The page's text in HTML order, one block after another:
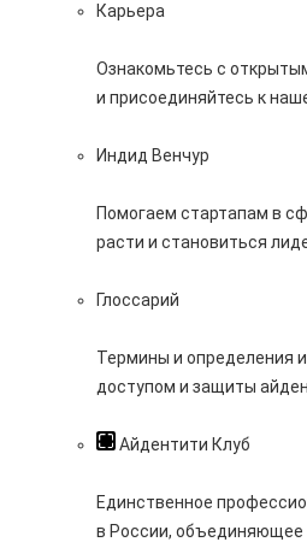
Карьера
Ознакомьтесь с
и присоединяйтесь к
Индид Венчур
Помогаем стартапам в
расти и становиться
Глоссарий
Термины и определения
доступом и защиты
Айдентити Клуб
Единственное
в России, объединяющее